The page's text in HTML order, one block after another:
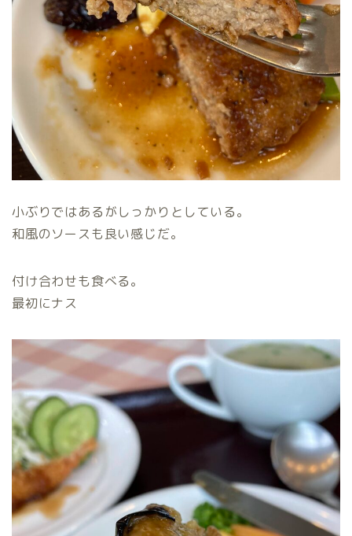
小ぶりではあるがしっかりとしている。
和風のソースも良い感じだ。
付け合わせも食べる。
最初にナス